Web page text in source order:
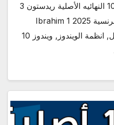
النسخة الرسمية من ويندوز 10 النهائيه الأصلية ريدستون 3
باللغة العربية والانجليزية والفرنسية 2025 Ibrahim 1
ديسمبر، 2017 انظمة التشغيل, انظمة الويندوز, ويندوز 10